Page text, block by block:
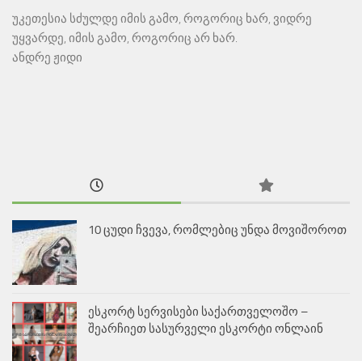
უკეთესია სძულდე იმის გამო, როგორიც ხარ, ვიდრე
უყვარდე, იმის გამო, როგორიც არ ხარ.
ანდრე ჟიდი
10 ცუდი ჩვევა, რომლებიც უნდა მოვიშოროთ
ესკორტ სერვისები საქართველოშო –
შეარჩიეთ სასურველი ესკორტი ონლაინ